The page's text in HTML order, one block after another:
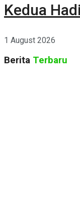
Kedua
1 August 2026
Berita Terbaru